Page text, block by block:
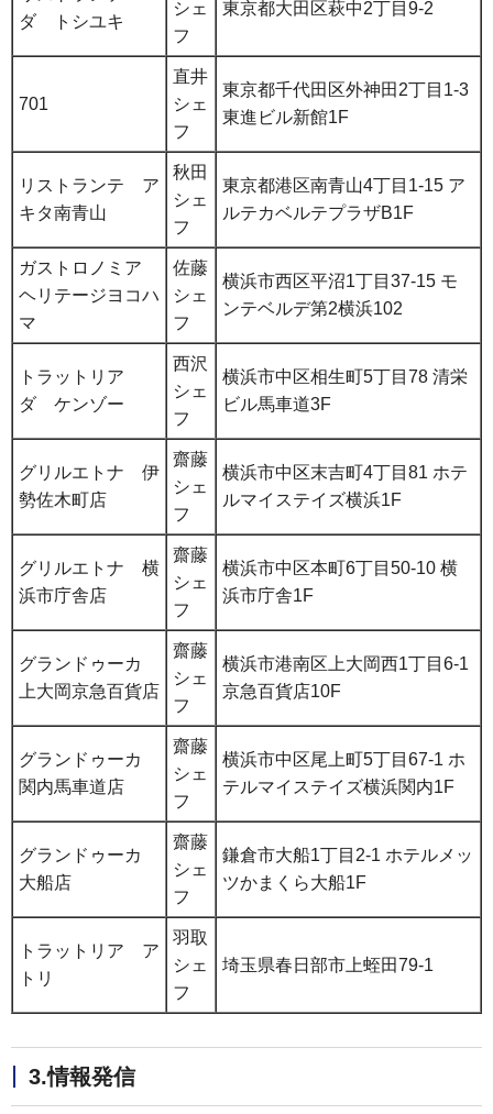
ダ トシユキ
シェ
フ
東京都大田区萩中2丁目9-2
701
直井
シェ
フ
東京都千代田区外神田2丁目1-3
東進ビル新館1F
リストランテ ア
キタ南青山
秋田
シェ
フ
東京都港区南青山4丁目1-15 ア
ルテカベルテプラザB1F
ガストロノミア
ヘリテージヨコハ
マ
佐藤
シェ
フ
横浜市西区平沼1丁目37-15 モ
ンテベルデ第2横浜102
トラットリア
ダ ケンゾー
西沢
シェ
フ
横浜市中区相生町5丁目78 清栄
ビル馬車道3F
グリルエトナ 伊
勢佐木町店
齋藤
シェ
フ
横浜市中区末吉町4丁目81 ホテ
ルマイステイズ横浜1F
グリルエトナ 横
浜市庁舎店
齋藤
シェ
フ
横浜市中区本町6丁目50-10 横
浜市庁舎1F
グランドゥーカ
上大岡京急百貨店
齋藤
シェ
フ
横浜市港南区上大岡西1丁目6-1
京急百貨店10F
グランドゥーカ
関内馬車道店
齋藤
シェ
フ
横浜市中区尾上町5丁目67-1 ホ
テルマイステイズ横浜関内1F
グランドゥーカ
大船店
齋藤
シェ
フ
鎌倉市大船1丁目2-1 ホテルメッ
ツかまくら大船1F
トラットリア ア
トリ
羽取
シェ
フ
埼玉県春日部市上蛭田79-1
3.情報発信